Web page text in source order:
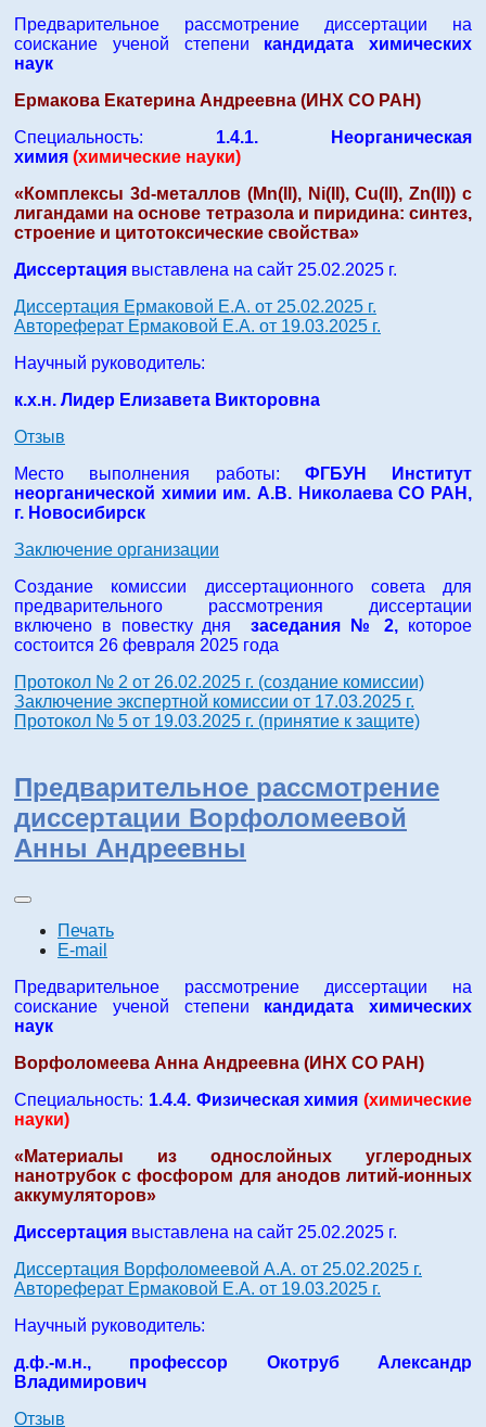
Предварительное рассмотрение диссертации на
соискание ученой степени кандидата химических
наук
Ермакова Екатерина Андреевна (ИНХ СО РАН)
Специальность: 1.4.1. Неорганическая
химия (химические науки)
«Комплексы 3d-металлов (Mn(II), Ni(II), Cu(II), Zn(II)) с
лигандами на основе тетразола и пиридина: синтез,
строение и цитотоксические свойства»
Диссертация выставлена на сайт 25.02.2025 г.
Диссертация Ермаковой Е.А. от 25.02.2025 г.
Автореферат Ермаковой Е.А. от 19.03.2025 г.
Научный руководитель:
к.х.н. Лидер Елизавета Викторовна
Отзыв
Место выполнения работы: ФГБУН Институт
неорганической химии им. А.В. Николаева СО РАН,
г. Новосибирск
Заключение организации
Создание комиссии диссертационного совета для
предварительного рассмотрения диссертации
включено в повестку дня
заседания № 2, которое
состоится 26 февраля 2025 года
Протокол № 2 от 26.02.2025 г. (создание комиссии)
Заключение экспертной комиссии от 17.03.2025 г.
Протокол № 5 от 19.03.2025 г. (принятие к защите)
Предварительное рассмотрение
диссертации Ворфоломеевой
Анны Андреевны
Печать
E-mail
Предварительное рассмотрение диссертации на
соискание ученой степени кандидата химических
наук
Ворфоломеева Анна Андреевна (ИНХ СО РАН)
Специальность: 1.4.4. Физическая химия (химические
науки)
«Материалы из однослойных углеродных
нанотрубок с фосфором для анодов литий-ионных
аккумуляторов»
Диссертация выставлена на сайт 25.02.2025 г.
Диссертация Ворфоломеевой А.А. от 25.02.2025 г.
Автореферат Ермаковой Е.А. от 19.03.2025 г.
Научный руководитель:
д.ф.-м.н., профессор Окотруб Александр
Владимирович
Отзыв